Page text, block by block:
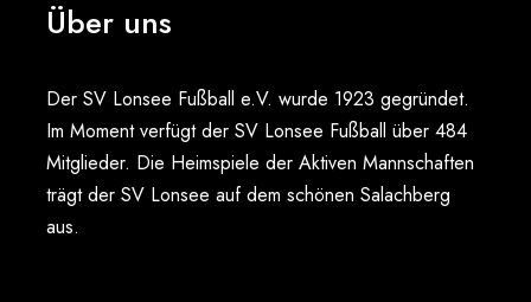
Über uns
Der SV Lonsee Fußball e.V. wurde 1923 gegründet.
Im Moment verfügt der SV Lonsee Fußball über 484
Mitglieder. Die Heimspiele der Aktiven Mannschaften
trägt der SV Lonsee auf dem schönen Salachberg
aus.